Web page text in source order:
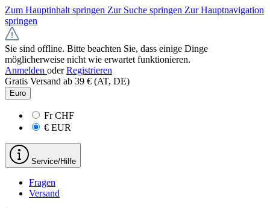
Zum Hauptinhalt springen Zur Suche springen Zur Hauptnavigation
springen
Sie sind offline. Bitte beachten Sie, dass einige Dinge
möglicherweise nicht wie erwartet funktionieren.
Anmelden oder Registrieren
Gratis Versand ab 39 € (AT, DE)
Euro
FrCHF
€ EUR
Service/Hilfe
Fragen
Versand